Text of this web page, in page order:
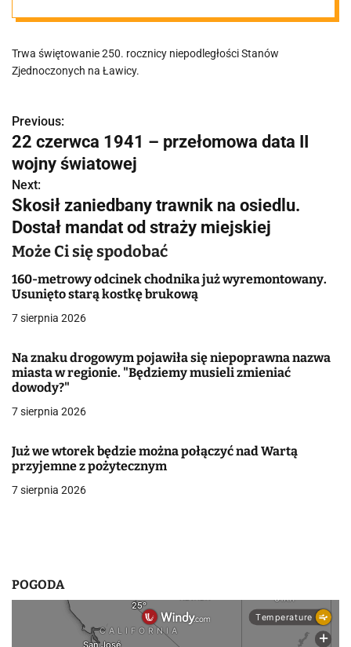
Trwa świętowanie 250. rocznicy niepodległości Stanów
Zjednoczonych na Ławicy.
N
a
w
i
g
a
c
a
w
i
s
Previous:
22 czerwca 1941 – przełomowa data II
wojny światowej
Next:
Skosił zaniedbany trawnik na osiedlu.
Dostał mandat od straży miejskiej
Może Ci się spodobać
160-metrowy odcinek chodnika już wyremontowany.
Usunięto starą kostkę brukową
7 sierpnia 2026
Na znaku drogowym pojawiła się niepoprawna nazwa
miasta w regionie. "Będziemy musieli zmieniać
dowody?"
7 sierpnia 2026
Już we wtorek będzie można połączyć nad Wartą
przyjemne z pożytecznym
7 sierpnia 2026
POGODA